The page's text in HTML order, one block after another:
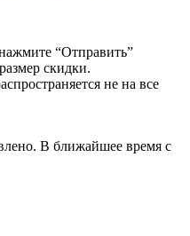
“Отправить”
скидки.
не на все
В ближайшее время с